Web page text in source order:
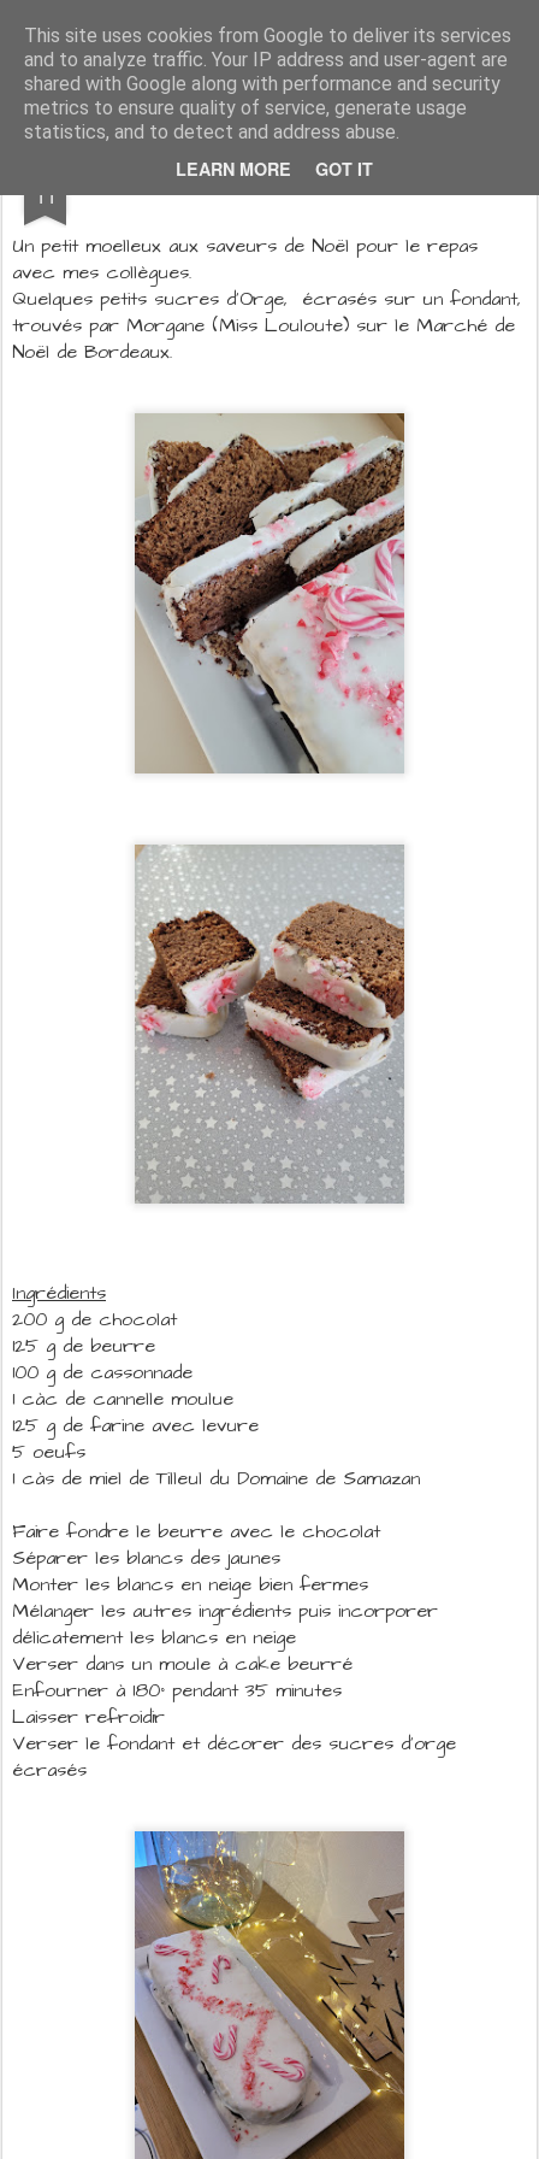
This site uses cookies from Google to deliver its services
and to analyze traffic. Your IP address and user-agent are
shared with Google along with performance and security
metrics to ensure quality of service, generate usage
statistics, and to detect and address abuse.
LEARN MORE GOT IT
Aux papilles by Virginie
11 Moelleux chocolat / miel / cannelle
Un petit moelleux aux saveurs de Noël pour le repas
avec mes collègues.
Quelques petits sucres d'Orge, écrasés sur un fondant,
trouvés par Morgane (Miss Louloute) sur le Marché de
Noël de Bordeaux.
Ingrédients
200 g de chocolat
125 g de beurre
100 g de cassonnade
1 càc de cannelle moulue
125 g de farine avec levure
5 oeufs
1 càs de miel de Tilleul du Domaine de Samazan
Faire fondre le beurre avec le chocolat
Séparer les blancs des jaunes
Monter les blancs en neige bien fermes
Mélanger les autres ingrédients puis incorporer
délicatement les blancs en neige
Verser dans un moule à cake beurré
Enfourner à 180° pendant 35 minutes
Laisser refroidir
Verser le fondant et décorer des sucres d'orge
écrasés